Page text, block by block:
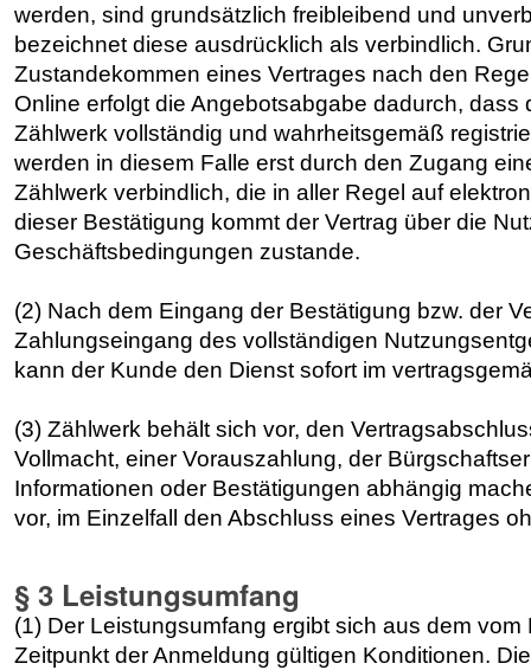
werden, sind grundsätzlich freibleibend und
bezeichnet diese ausdrücklich als verbindlich.
Zustandekommen eines Vertrages nach den
Online erfolgt die Angebotsabgabe dadurch,
Zählwerk vollständig und wahrheitsgemäß
werden in diesem Falle erst durch den Zugang
Zählwerk verbindlich, die in aller Regel auf
dieser Bestätigung kommt der Vertrag über die
Geschäftsbedingungen zustande.
(2) Nach dem Eingang der Bestätigung bzw. der
Zahlungseingang des vollständigen
kann der Kunde den Dienst sofort im
(3) Zählwerk behält sich vor, den
Vollmacht, einer Vorauszahlung, der
Informationen oder Bestätigungen abhängig
vor, im Einzelfall den Abschluss eines Vertrages
§ 3 Leistungsumfang
(1) Der Leistungsumfang ergibt sich aus dem
Zeitpunkt der Anmeldung gültigen Konditionen.